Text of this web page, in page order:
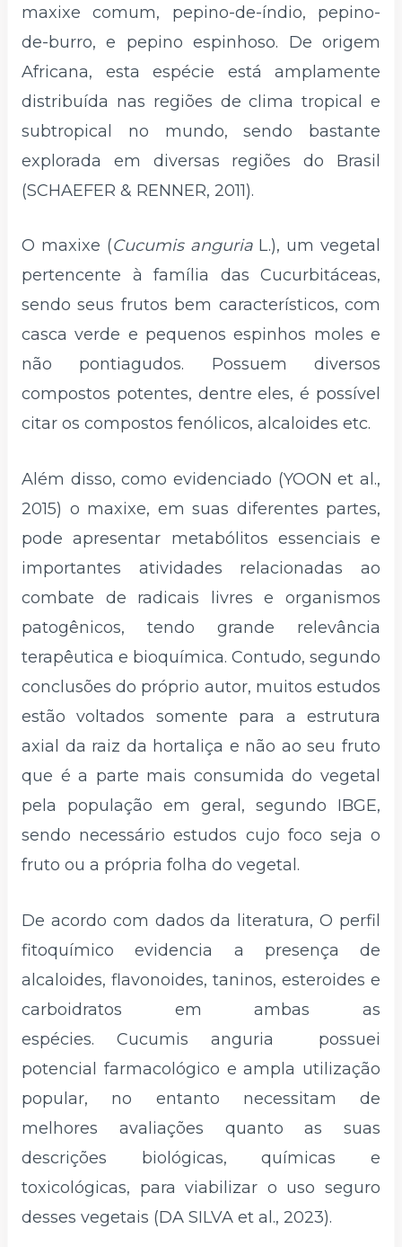
maxixe comum, pepino-de-índio, pepino-
de-burro, e pepino espinhoso. De origem
Africana, esta espécie está amplamente
distribuída nas regiões de clima tropical e
subtropical no mundo, sendo bastante
explorada em diversas regiões do Brasil
(SCHAEFER & RENNER, 2011).
O maxixe (Cucumis anguriaL.), um vegetal
pertencente à família das Cucurbitáceas,
sendo seus frutos bem característicos, com
casca verde e pequenos espinhos moles e
não pontiagudos. Possuem diversos
compostos potentes, dentre eles, é possível
citar os compostos fenólicos, alcaloides etc.
Além disso, como evidenciado (YOON et al.,
2015) o maxixe, em suas diferentes partes,
pode apresentar metabólitos essenciais e
importantes atividades relacionadas ao
combate de radicais livres e organismos
patogênicos, tendo grande relevância
terapêutica e bioquímica. Contudo, segundo
conclusões do próprio autor, muitos estudos
estão voltados somente para a estrutura
axial da raiz da hortaliça e não ao seu fruto
que é a parte mais consumida do vegetal
pela população em geral, segundo IBGE,
sendo necessário estudos cujo foco seja o
fruto ou a própria folha do vegetal.
De acordo com dados da literatura, O perfil
fitoquímico evidencia a presença de
alcaloides, flavonoides, taninos, esteroides e
carboidratos em ambas as
espécies. Cucumis anguria possuei
potencial farmacológico e ampla utilização
popular, no entanto necessitam de
melhores avaliações quanto as suas
descrições biológicas, químicas e
toxicológicas, para viabilizar o uso seguro
desses vegetais (DA SILVA et al., 2023).